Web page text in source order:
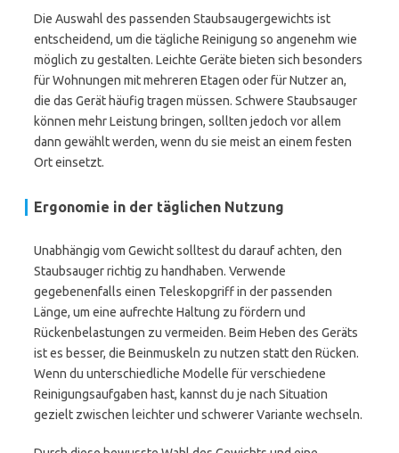
Die Auswahl des passenden Staubsaugergewichts ist
entscheidend, um die tägliche Reinigung so angenehm wie
möglich zu gestalten. Leichte Geräte bieten sich besonders
für Wohnungen mit mehreren Etagen oder für Nutzer an,
die das Gerät häufig tragen müssen. Schwere Staubsauger
können mehr Leistung bringen, sollten jedoch vor allem
dann gewählt werden, wenn du sie meist an einem festen
Ort einsetzt.
Ergonomie in der täglichen Nutzung
Unabhängig vom Gewicht solltest du darauf achten, den
Staubsauger richtig zu handhaben. Verwende
gegebenenfalls einen Teleskopgriff in der passenden
Länge, um eine aufrechte Haltung zu fördern und
Rückenbelastungen zu vermeiden. Beim Heben des Geräts
ist es besser, die Beinmuskeln zu nutzen statt den Rücken.
Wenn du unterschiedliche Modelle für verschiedene
Reinigungsaufgaben hast, kannst du je nach Situation
gezielt zwischen leichter und schwerer Variante wechseln.